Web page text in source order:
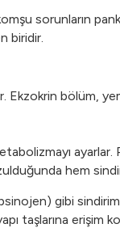
sorunların
biridir.
bölüm,
hem
gibi
taşlarına erişim